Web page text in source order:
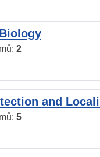
2
and
5